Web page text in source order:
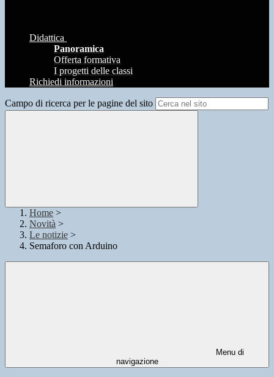
Didattica
Panoramica
Offerta formativa
I progetti delle classi
Richiedi informazioni
Campo di ricerca per le pagine del sito
Home >
Novità >
Le notizie >
Semaforo con Arduino
Menu di
navigazione